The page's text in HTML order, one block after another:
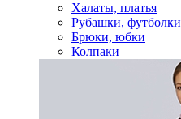
Халаты, платья
Рубашки, футболки
Брюки, юбки
Колпаки